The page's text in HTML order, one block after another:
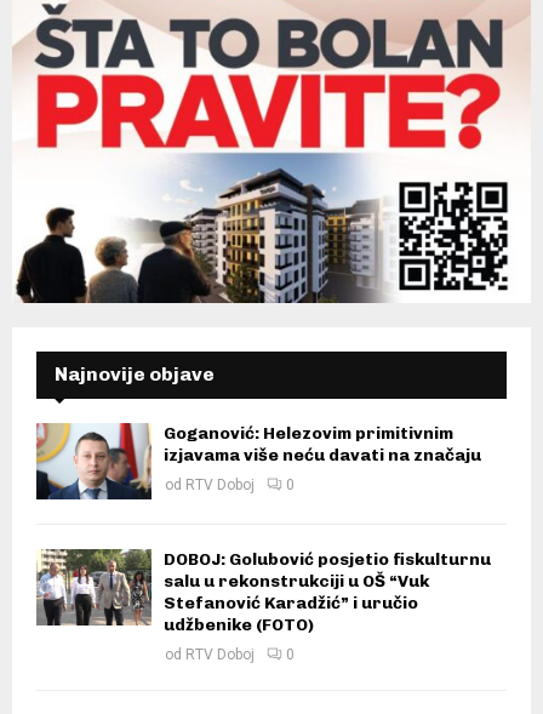
Najnovije objave
Goganović: Helezovim primitivnim
izjavama više neću davati na značaju
od RTV Doboj 0
DOBOJ: Golubović posjetio fiskulturnu
salu u rekonstrukciji u OŠ “Vuk
Stefanović Karadžić” i uručio
udžbenike (FOTO)
od RTV Doboj 0